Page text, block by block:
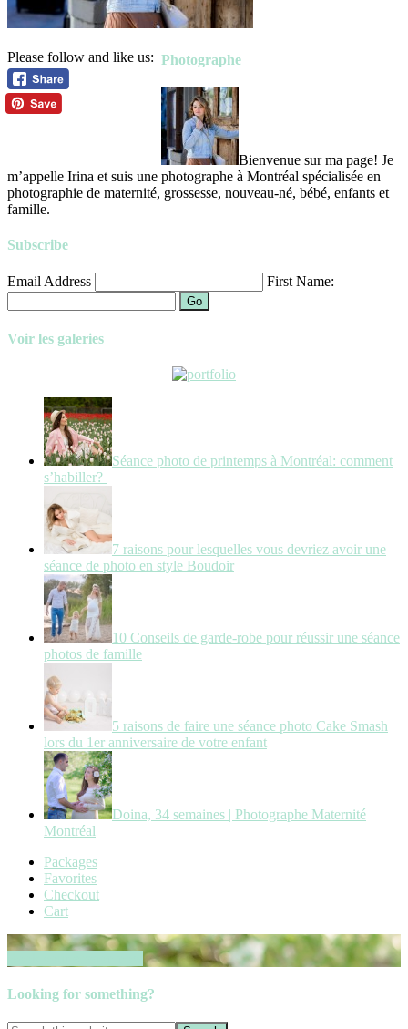
Please follow and like us: Photographe
Bienvenue sur ma page! Je
m’appelle Irina et suis une photographe à Montréal spécialisée en
photographie de maternité, grossesse, nouveau-né, bébé, enfants et
famille.
Subscribe
Email Address First Name:
Go
Voir les galeries
Séance photo de printemps à Montréal: comment
s’habiller?
7 raisons pour lesquelles vous devriez avoir une
séance de photo en style Boudoir
10 Conseils de garde-robe pour réussir une séance
photos de famille
5 raisons de faire une séance photo Cake Smash
lors du 1er anniversaire de votre enfant
Doina, 34 semaines | Photographe Maternité
Montréal
Packages
Favorites
Checkout
Cart
Looking for something?